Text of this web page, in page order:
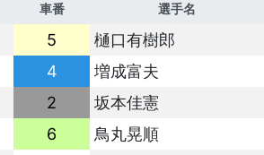
車番 選手名
5
樋口有樹郎
4
増成富夫
2
坂本佳憲
6
鳥丸晃順